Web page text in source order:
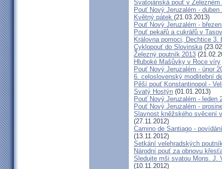
Svatojánská pouť v Železném
Pouť Nový Jeruzalém - duben
Květný pátek (21.03.2013)
Pouť Nový Jeruzalém -
Pouť pekařů a cukrářů v
Královna pomoci, Dechtice
Cyklopouť do Slovinska
Železný poutník 2013
Hluboké Mašůvky v Roce víry
Pouť Nový Jeruzalém - únor
6. celoslovenský modlitební
Pěší pouť Konstantinopol -
Svatý Hostýn (01.01.2013)
Pouť Nový Jeruzalém - leden
Pouť Nový Jeruzalém -
Slavnost kněžského svěcení
(27.11.2012)
Camino de Santiago -
(13.11.2012)
Setkání velehradských
Národní pouť za obnovu
Sledujte mši svatou Mons. J.
(10.11.2012)